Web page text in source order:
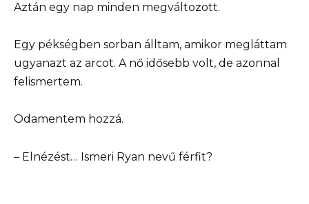
Aztán egy nap minden megváltozott.
Egy pékségben sorban álltam, amikor megláttam
ugyanazt az arcot. A nő idősebb volt, de azonnal
felismertem.
Odamentem hozzá.
– Elnézést… Ismeri Ryan nevű férfit?